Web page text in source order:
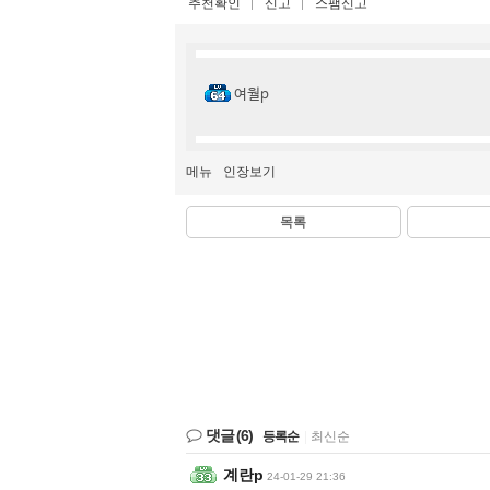
추천확인 신고 스팸신고
여월p
메뉴 인장보기
목록
댓글(6) 등록순 최신순
계란p 24-01-29 21:36